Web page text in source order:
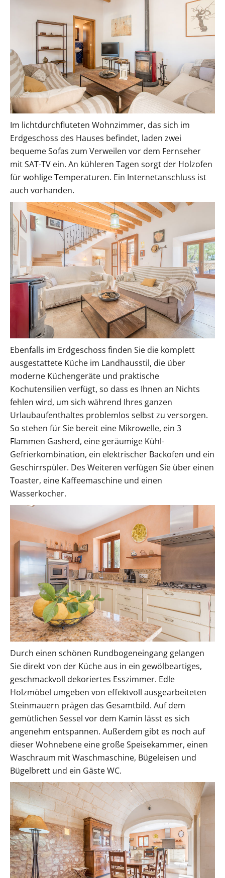
Im lichtdurchfluteten Wohnzimmer, das sich im
Erdgeschoss des Hauses befindet, laden zwei
bequeme Sofas zum Verweilen vor dem Fernseher
mit SAT-TV ein. An kühleren Tagen sorgt der Holzofen
für wohlige Temperaturen. Ein Internetanschluss ist
auch vorhanden.
Ebenfalls im Erdgeschoss finden Sie die komplett
ausgestattete Küche im Landhausstil, die über
moderne Küchengeräte und praktische
Kochutensilien verfügt, so dass es Ihnen an Nichts
fehlen wird, um sich während Ihres ganzen
Urlaubaufenthaltes problemlos selbst zu versorgen.
So stehen für Sie bereit eine Mikrowelle, ein 3
Flammen Gasherd, eine geräumige Kühl-
Gefrierkombination, ein elektrischer Backofen und ein
Geschirrspüler. Des Weiteren verfügen Sie über einen
Toaster, eine Kaffeemaschine und einen
Wasserkocher.
Durch einen schönen Rundbogeneingang gelangen
Sie direkt von der Küche aus in ein gewölbeartiges,
geschmackvoll dekoriertes Esszimmer. Edle
Holzmöbel umgeben von effektvoll ausgearbeiteten
Steinmauern prägen das Gesamtbild. Auf dem
gemütlichen Sessel vor dem Kamin lässt es sich
angenehm entspannen. Außerdem gibt es noch auf
dieser Wohnebene eine große Speisekammer, einen
Waschraum mit Waschmaschine, Bügeleisen und
Bügelbrett und ein Gäste WC.